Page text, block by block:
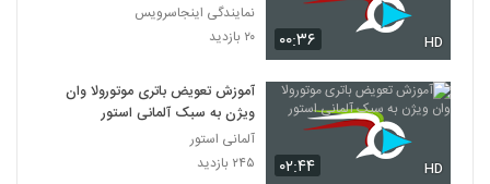
۰۰:۳۶ HD
نمایندگی اینجاسرویس
۲۰ بازدید
۰۲:۴۴ HD
آموزش تعویض باتری موتورولا وان
ویژن به سبک آلمانی استور
آلمانی استور
۲۴۵ بازدید